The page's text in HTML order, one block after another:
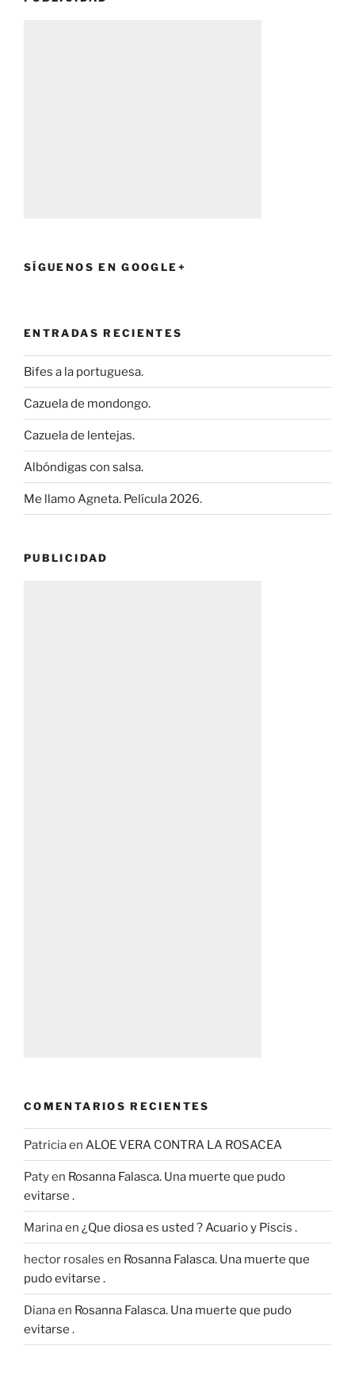
SÍGUENOS EN GOOGLE+
ENTRADAS RECIENTES
Bifes a la portuguesa.
Cazuela de mondongo.
Cazuela de lentejas.
Albóndigas con salsa.
Me llamo Agneta. Película 2026.
PUBLICIDAD
COMENTARIOS RECIENTES
Patriciaen ALOE VERA CONTRA LA ROSACEA
Patyen Rosanna Falasca. Una muerte que pudo
evitarse .
Marinaen ¿Que diosa es usted ? Acuario y Piscis .
hector rosales en Rosanna Falasca. Una muerte que
pudo evitarse .
Dianaen Rosanna Falasca. Una muerte que pudo
evitarse .